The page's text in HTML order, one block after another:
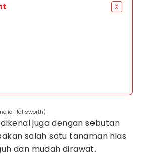
Hallsworth)
juga dengan sebutan
salah satu tanaman hias
dan mudah dirawat.